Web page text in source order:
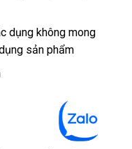
dụng không mong
sản phẩm